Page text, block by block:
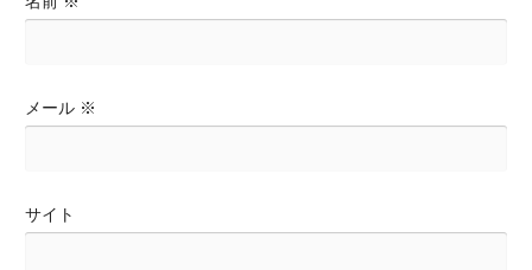
メール ※
サイト